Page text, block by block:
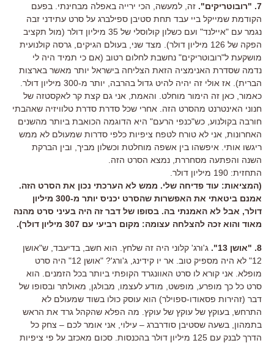
7. "רובוטריקים".
זה, למעשה, הכי ירייה באפלה מבחינתי. בפעם
הקודמת שמייקל ביי עבד תחת סטיבן ספילברג על סרט עתידני זבה
נגמר עם "איילנד" ועם כשלון קולוסלי של 35 מיליון דולר (מול תקציב
הפקה של 126 מיליון דולר). מצד שני, בעולם הגיקים, גרסה קולנועית
מושקעת ל"רובוטריקים" נחשבת לחלום רטוב (אם כי תמיד היה לי
נדמה שסדרת האנימציה הזאת הצליחה בישראל יותר מאשר בארצות
הברית). אז אולי זה יהיה להיט גדול בהרבה, יותר מ-300 מיליון דולר.
כאמור, כאן זה הימור מוחלט. והאמת, אני גם קצת קר לאקסטזה של
חנוני האינטרנט מהסרט הזה. אחרי שכל סדרת סדרת טלוויזיה שאהבתי
חורבה בקולנוע, כש"כנפי הרעם" היא הדוגמה הכואבת ביותר מהשנים
האחרונות, אני לא טורח לטפח ציפיות כלפי סדרות שמעולם לא ממש
ריגשו אותי. איפשהו בין אשפה מוחלטת וכשלון מביך, ובין הברקת
השנה והפתעה מסחררת, נמצא הסרט הזה.
התחזית: 190 מיליון דולר.
(המציאות: עוד פדיחה שלי. ממש לא הערכתי נכון את הסרט הזה.
אמנם ביטאתי את האפשרות שהסרט יכניס יותר מ-300 מיליון
דולר, אבל לא האמנתי בה. בסופו של דבר זה היה בעיני סרט מהנה
מאוד והוא זכה להצלחה עצומה: מקום רביעי עם 307 מיליון דולר).
8. "אושן 13".
ג'ורג' קלוני היה זה שלחץ. הוא חשב, בדיעבד, ש"אושן
12" לא היה מספיק טוב. אר יו קידינג, ג'ורג'? "אושן 12" היה סרט
מופלא. אני קורא לו סרט האוונגרד הקופתי ביותר בכל הזמנים. הוא
סרט כל כך מופרע, מופשט, מודע לעצמו, מבולגן, מאולתר ובסופו של
דבר (זהירות פסאודו-ספוילר) הוא עוסק כולו בשוד שמעולם לא
התרחש, בעוקץ של עוקץ של עוקץ. מה הפלא שהקהל גרד את הראש
בתמהון, בשעה שסטיבן סודרברג – עילוי, אני אומר לכם – צחק כל
הדרך לבנק עם 125 מיליון דולר בהכנסות. סכום מאכזב על פי ציפיות